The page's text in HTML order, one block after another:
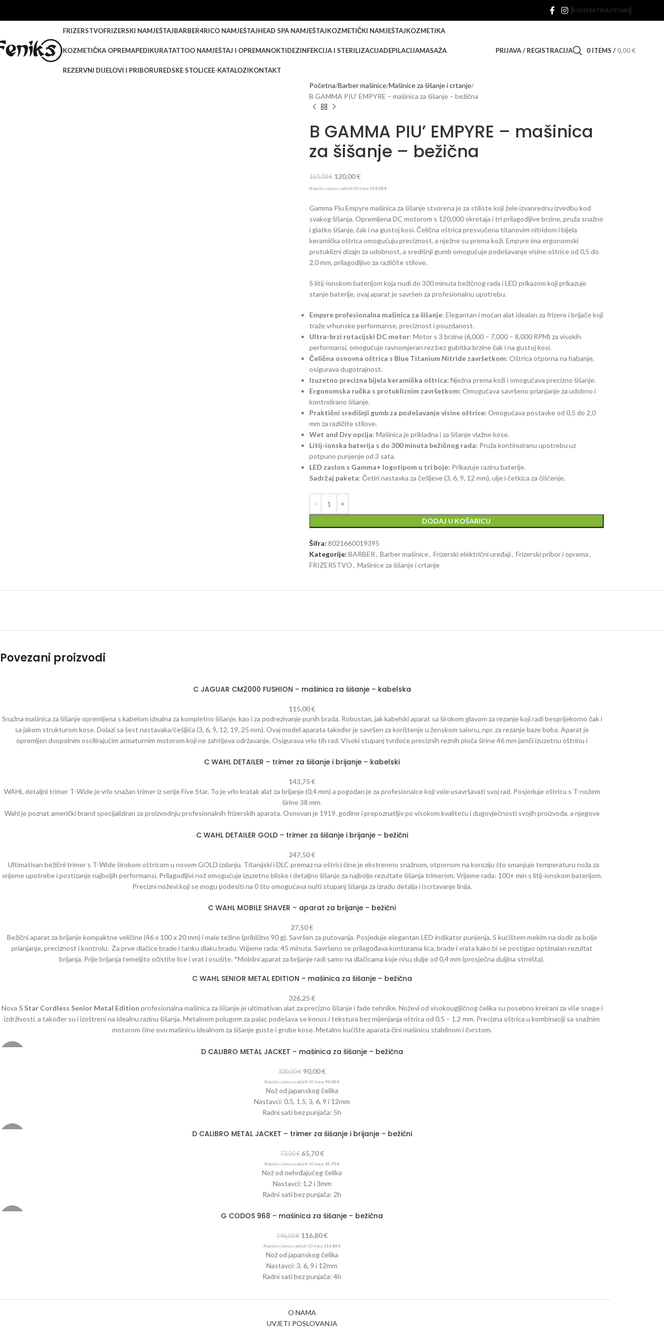
KONTAKTIRAJTE NAS
FRIZERSTVOFRIZERSKI NAMJEŠTAJBARBER4RICO NAMJEŠTAJHEAD SPA NAMJEŠTAJKOZMETIČKI NAMJEŠTAJKOZMETIKA
KOZMETIČKA OPREMAPEDIKURATATTOO NAMJEŠTAJ I OPREMANOKTIDEZINFEKCIJA I STERILIZACIJADEPILACIJAMASAŽA
REZERVNI DIJELOVI I PRIBORUREDSKE STOLICEE-KATALOZIKONTAKT
PRIJAVA / REGISTRACIJA 0 ITEMS / 0,00€
-20%
Početna Barber mašinice Mašinice za šišanje i crtanje
B GAMMA PIU’ EMPYRE – mašinica za šišanje – bežična
B GAMMA PIU’ EMPYRE – mašinica
za šišanje – bežična
150,00€ 120,00€
Najniža cijena u zadnjih 30 dana: 120,00 €
Gamma Piu Empyre mašinica za šišanje stvorena je za stiliste koji žele izvanrednu izvedbu kod
svakog šišanja. Opremljena DC motorom s 120,000 okretaja i tri prilagodljive brzine, pruža snažno
i glatko šišanje, čak i na gustoj kosi. Čelična oštrica presvučena titanovim nitridom i bijela
keramička oštrica omogućuju preciznost, a nježne su prema koži. Empyre ima ergonomski
protuklizni dizajn za udobnost, a središnji gumb omogućuje podešavanje visine oštrice od 0,5 do
2,0 mm, prilagodljivo za različite stilove.
S litij-ionskom baterijom koja nudi do 300 minuta bežičnog rada i LED prikazom koji prikazuje
stanje baterije, ovaj aparat je savršen za profesionalnu upotrebu.
Empyre profesionalna mašinica za šišanje: Elegantan i moćan alat idealan za frizere i brijače koji
traže vrhunske performanse, preciznost i pouzdanost.
Ultra-brzi rotacijski DC motor: Motor s 3 brzine (6,000 – 7,000 – 8,000 RPM) za visokih
performansi, omogućuje ravnomjeran rez bez gubitka brzine čak i na gustoj kosi.
Čelična osnovna oštrica s Blue Titanium Nitride završetkom: Oštrica otporna na habanje,
osigurava dugotrajnost.
Izuzetno precizna bijela keramička oštrica: Nježna prema koži i omogućava precizno šišanje.
Ergonomska ručka s protukliznim završetkom: Omogućava savršeno prianjanje za udobno i
kontrolirano šišanje.
Praktični središnji gumb za podešavanje visine oštrice: Omogućava postavke od 0,5 do 2,0
mm za različite stilove.
Wet and Dry opcija: Mašinica je prikladna i za šišanje vlažne kose.
Litij-ionska baterija s do 300 minuta bežičnog rada: Pruža kontinuiranu upotrebu uz
potpuno punjenje od 3 sata.
LED zaslon s Gamma+ logotipom u tri boje: Prikazuje razinu baterije.
Sadržaj paketa: Četiri nastavka za češljeve (3, 6, 9, 12 mm), ulje i četkica za čišćenje.
DODAJ U KOŠARICU
Šifra: 8021660019395
Kategorije: BARBER, Barber mašinice, Frizerski električni uređaji, Frizerski pribor i oprema,
FRIZERSTVO, Mašinice za šišanje i crtanje
Povezani proizvodi
C JAGUAR CM2000 FUSHION – mašinica za šišanje – kabelska
115,00€
Snažna mašinica za šišanje opremljena s kabelom idealna za kompletno šišanje, kao i za podrezivanje punih brada. Robustan, jak kabelski aparat sa širokom glavom za rezanje koji radi besprijekorno čak i
sa jakom strukturom kose. Dolazi sa šest nastavaka/ćešljića (3, 6, 9, 12, 19, 25 mm). Ovaj model aparata također je savršen za korištenje u ženskom salonu, npr. za rezanje baze boba. Aparat je
opremljen dvopolnim oscilirajućim armaturnim motorom koji ne zahtijeva održavanje. Osigurava vrlo tih rad. Visoki stupanj tvrdoće preciznih reznih ploča širine 46 mm jamči izuzetnu oštrinu i
uključen u pakiranje kako biste održali učinak šišanja vašeg stroja za šišanje.
C WAHL DETAILER – trimer za šišanje i brijanje – kabelski
143,75€
WAHL detaljni trimer T-Wide je vrlo snažan trimer iz serije Five Star. To je vrlo kratak alat za brijanje (0,4 mm) a pogodan je za profesionalce koji vole usavršavati svoj rad. Posjeduje oštricu s T-nožem
širine 38 mm.
Wahl je poznat američki brand specijaliziran za proizvodnju profesionalnih frizerskih aparata. Osnovan je 1919. godine i prepoznatljiv po visokom kvalitetu i dugovječnosti svojih proizvoda, a njegove
C WAHL DETAILER GOLD – trimer za šišanje i brijanje – bežični
247,50€
Ultimativan bežični trimer s T-Wide širokom oštricom u novom GOLD izdanju. Titanijski i DLC premaz na oštrici čine je ekstremno snažnom, otpornom na koroziju što smanjuje temperaturu noža za
vrijeme upotrebe i postizanje najboljih performansi. Prilagodljivi nož omogućuje izuzetno blisko i detaljno šišanje za najbolje rezultate šišanja trimerom. Vrijeme rada: 100+ min s litij-ionskom baterijom.
Precizni noževi koji se mogu podesiti na 0 što omogućava nulti stupanj šišanja za izradu detalja i iscrtavanje linija.
mašine su popularne među profesionalcima širom svijeta.
C WAHL MOBILE SHAVER – aparat za brijanje – bežični
27,50€
Bežični aparat za brijanje kompaktne veličine (46 x 100 x 20 mm) i male težine (približno 90 g). Savršen za putovanja. Posjeduje elegantan LED indikator punjenja. S kućištem mekim na dodir za bolje
prianjanje, preciznost i kontrolu. Za prve dlačice brade i tanku dlaku bradu. Vrijeme rada: 45 minuta. Savršeno se prilagođava konturama lica, brade i vrata kako bi se postigao optimalan rezultat
brijanja. Prije brijanja temeljito očistite lice i vrat i osušite. *Mobilni aparat za brijanje radi samo na dlačicama koje nisu dulje od 0,4 mm (prosječna duljina strništa).
C WAHL SENIOR METAL EDITION – mašinica za šišanje – bežična
326,25€
Nova 5 Star Cordless Senior Metal Edition profesionalna mašinica za šišanje je ultimativan alat za precizno šišanje i fade tehnike. Noževi od visokougljičnog čelika su posebno kreirani za više snage i
izdrživosti, a također su i izoštreni na idealnu razinu šišanja. Metalnom polugom za palac podešava se konus i tekstura bez mijenjanja oštrica od 0,5 – 1,2 mm. Precizna oštrica u kombinaciji sa snažnim
motorom čine ovu mašinicu idealnom za šišanje guste i grube kose. Metalno kućište aparata čini mašinicu stabilnom i čvrstom.
Wahl je poznat američki brand specijaliziran za proizvodnju profesionalnih frizerskih aparata. Osnovan je 1919. godine i prepoznatljiv po visokom kvalitetu i dugovječnosti svojih proizvoda, a njegove
mašine su popularne među profesionalcima širom svijeta.
D CALIBRO METAL JACKET – mašinica za šišanje – bežična
100,00€ 90,00€
Najniža cijena u zadnjih 30 dana: 90,00 €
Nož od japanskog čelika
Nastavci: 0.5, 1.5, 3, 6, 9 i 12mm
Radni sati bez punjača: 5h
100-240V
D CALIBRO METAL JACKET – trimer za šišanje i brijanje – bežični
73,00€ 65,70€
Najniža cijena u zadnjih 30 dana: 65,70 €
Nož od nehrđajućeg čelika
Nastavci: 1,2 i 3mm
Radni sati bez punjača: 2h
100-240V
G CODOS 968 – mašinica za šišanje – bežična
146,00€ 116,80€
Najniža cijena u zadnjih 30 dana: 116,80 €
Nož od japanskog čelika
Nastavci: 3, 6, 9 i 12mm
Radni sati bez punjača: 4h
3 brzine rada
1000mA
O NAMA
UVJETI POSLOVANJA